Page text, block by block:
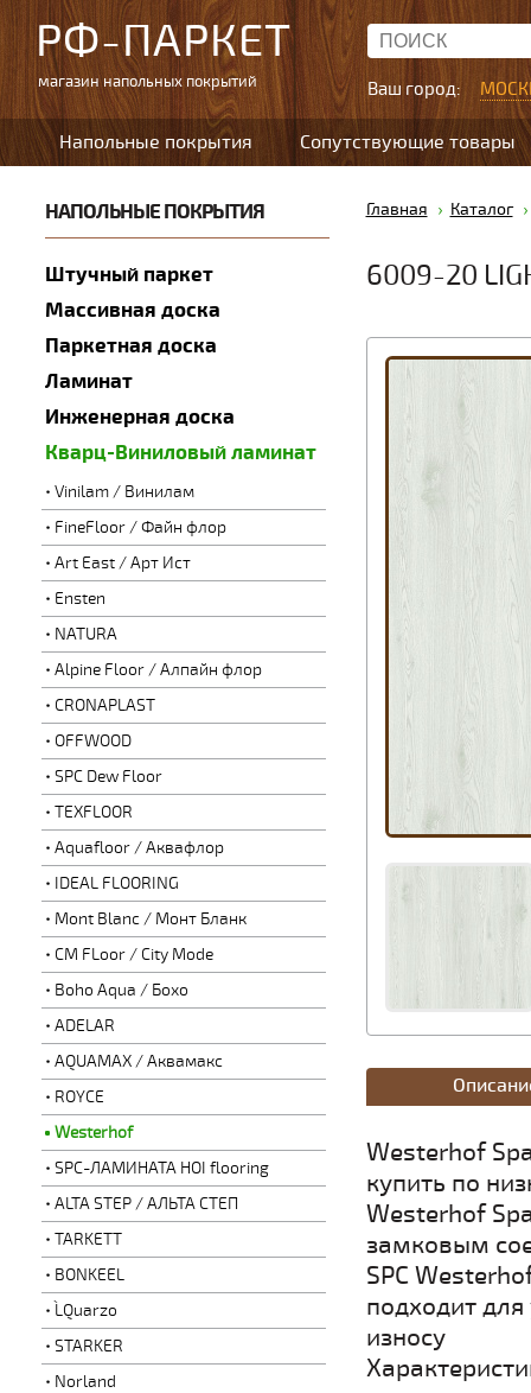
РФ-ПАРКЕТ
магазин напольных покрытий Ваш город:
Напольные покрытия Сопутствующие товары
НАПОЛЬНЫЕ ПОКРЫТИЯ
Штучный паркет
Массивная доска
Паркетная доска
Ламинат
Инженерная доска
Кварц-Виниловый ламинат
Vinilam / Винилам
FineFloor / Файн флор
Art East / Арт Ист
Ensten
NATURA
Alpine Floor / Алпайн флор
CRONAPLAST
OFFWOOD
SPC Dew Floor
TEXFLOOR
Aquafloor / Аквафлор
IDEAL FLOORING
Mont Blanc / Монт Бланк
CM FLoor / City Mode
Boho Aqua / Бохо
ADELAR
AQUAMAX / Аквамакс
ROYCE
Westerhof
SPC-ЛАМИНАТА HOI flooring
ALTA STEP / АЛЬТА СТЕП
TARKETT
BONKEEL
L`Quarzo
STARKER
Norland
Главная Каталог
6009-20
Westerhof
купить по
Westerhof
замковым
SPC
подходит
износу